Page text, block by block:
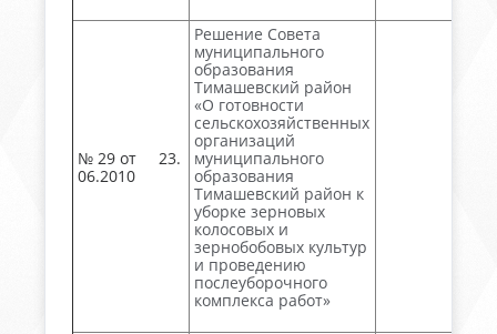
№ 29 от 23.
06.2010
Решение Совета
муниципального
образования
Тимашевский район
«О готовности
сельскохозяйственных
организаций
муниципального
образования
Тимашевский район к
уборке зерновых
колосовых и
зернобобовых культур
и проведению
послеуборочного
комплекса работ»